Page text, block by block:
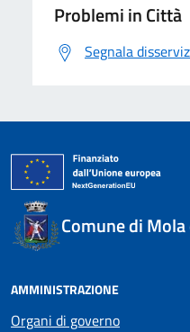
Problemi in Città
Segnala
Comune di
AMMINISTRAZIONE
Organi di governo